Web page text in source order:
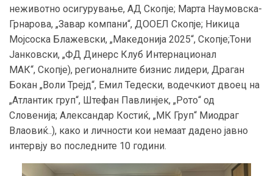
неживотно осигурување, АД Скопје; Марта Наумовска-
Грнарова, „Завар компани“, ДООЕЛ Скопје; Никица
Мојсоска Блажевски, „Македонија 2025“, Скопје;Тони
Јанковски, „ФД Динерс Клуб Интернационал
МАК“, Скопје), регионалните бизнис лидери, Драган
Бокан „Воли Трејд“, Емил Тедески, водечкиот двоец на
„Атлантик груп“, Штефан Павлинјек, „Рото“ од
Словенија; Александар Костиќ, „МК Груп“ Миодраг
Влаовиќ..), како и личности кои немаат дадено јавно
интервју во последните 10 години.